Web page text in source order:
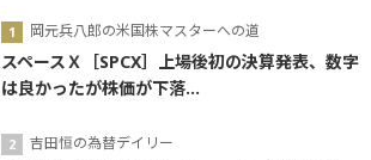
岡元兵八郎の米国株マスターへの道
スペースＸ［SPCX］上場後初の決算発表、数字
は良かったが株価が下落...
吉田恒の為替デイリー